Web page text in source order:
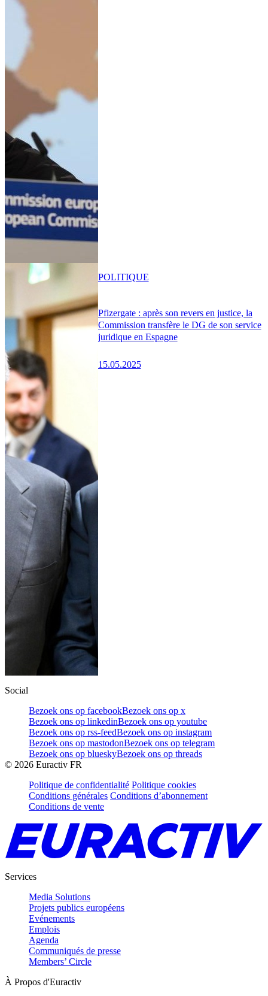
Pfizergate : après son revers en justice, la
Commission transfère le DG de son service
juridique en Espagne
15.05.2025
POLITIQUE
Social
Bezoek ons op facebookBezoek ons op x
Bezoek ons op linkedinBezoek ons op youtube
Bezoek ons op rss-feedBezoek ons op instagram
Bezoek ons op mastodonBezoek ons op telegram
Bezoek ons op blueskyBezoek ons op threads
© 2026 Euractiv FR
Politique de confidentialité Politique cookies
Conditions générales Conditions d’abonnement
Conditions de vente
Services
Media Solutions
Projets publics européens
Evénements
Emplois
Agenda
Communiqués de presse
Members’ Circle
À Propos d'Euractiv